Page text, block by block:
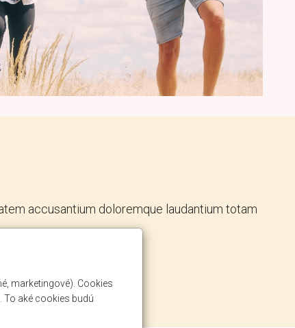
accusantium doloremque laudantium totam
marketingové). Cookies
To aké cookies budú